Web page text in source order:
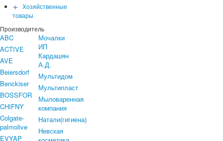
+ Хозяйственные
товары
Производитель
ABC
ACTIVE
AVE
Beiersdorf
Benckiser
BOSSFOR
CHIFNY
Colgate-
palmolive
EVYAP
Мочалки
ИП
Кардашян
А.Д.
Мультидом
Мультипласт
Мыловаренная
компания
Натали(гигиена)
Невская